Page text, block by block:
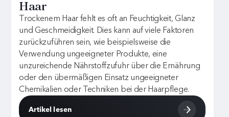
Haar
Trockenem Haar fehlt es oft an Feuchtigkeit, Glanz
und Geschmeidigkeit. Dies kann auf viele Faktoren
zurückzuführen sein, wie beispielsweise die
Verwendung ungeeigneter Produkte, eine
unzureichende Nährstoffzufuhr über die Ernährung
oder den übermäßigen Einsatz ungeeigneter
Chemikalien oder Techniken bei der Haarpflege.
Artikel lesen